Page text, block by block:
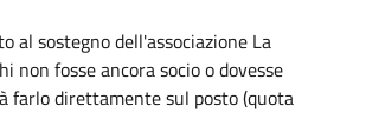
al sostegno dell'associazione La
non fosse ancora socio o dovesse
farlo direttamente sul posto (quota